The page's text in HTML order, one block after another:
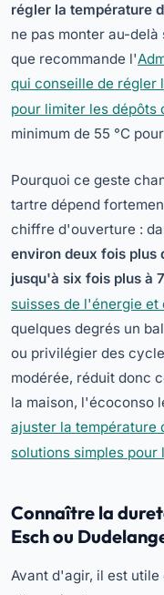
régler la température
ne pas monter au-
que recommande l'
qui conseille de régler
pour limiter les dépôts
minimum de 55 °C
Pourquoi ce geste
tartre dépend
chiffre d'ouverture :
environ deux fois plus
jusqu'à six fois plus à
suisses de l'énergie
quelques degrés un
ou privilégier des
modérée, réduit donc
la maison, l'écoconso
ajuster la température
solutions simples pour
Connaître la
Esch ou
Avant d'agir, il est